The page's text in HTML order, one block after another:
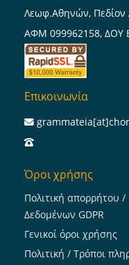
Λεωφ.Αθηνών, Πεδίον
ΑΦΜ 099962158, ΔΟΥ
Επικοινωνία
Όροι χρήσης
Πολιτική απορρήτου
Δεδομένων GDPR
Γενικοί όροι χρήσης
Πολιτική / Τρόποι